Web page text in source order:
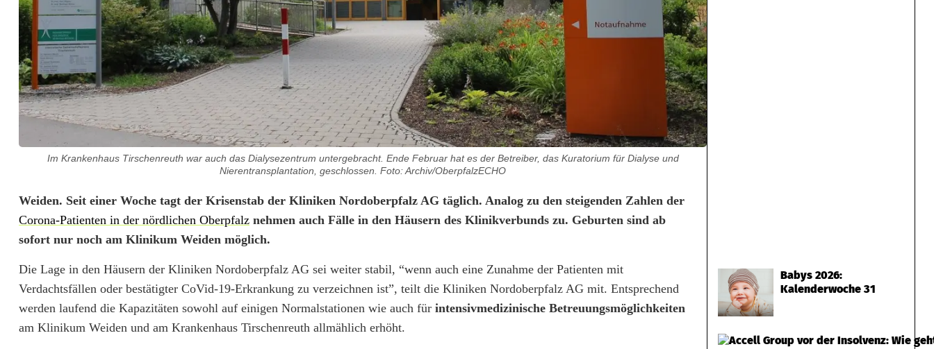
Im Krankenhaus Tirschenreuth war auch das Dialysezentrum untergebracht. Ende Februar hat es der Betreiber, das Kuratorium für Dialyse und
Nierentransplantation, geschlossen. Foto: Archiv/OberpfalzECHO
M
e
r
C
o
Weiden. Seit einer Woche tagt der Krisenstab der Kliniken Nordoberpfalz AG täglich. Analog zu den steigenden Zahlen der
Corona-Patienten in der nördlichen Oberpfalz nehmen auch Fälle in den Häusern des Klinikverbunds zu. Geburten sind ab
sofort nur noch am Klinikum Weiden möglich.
Die Lage in den Häusern der Kliniken Nordoberpfalz AG sei weiter stabil, “wenn auch eine Zunahme der Patienten mit
Verdachtsfällen oder bestätigter CoVid-19-Erkrankung zu verzeichnen ist”, teilt die Kliniken Nordoberpfalz AG mit. Entsprechend
werden laufend die Kapazitäten sowohl auf einigen Normalstationen wie auch für intensivmedizinische Betreuungsmöglichkeiten
am Klinikum Weiden und am Krankenhaus Tirschenreuth allmählich erhöht.
Babys 2026:
Kalenderwoche 31